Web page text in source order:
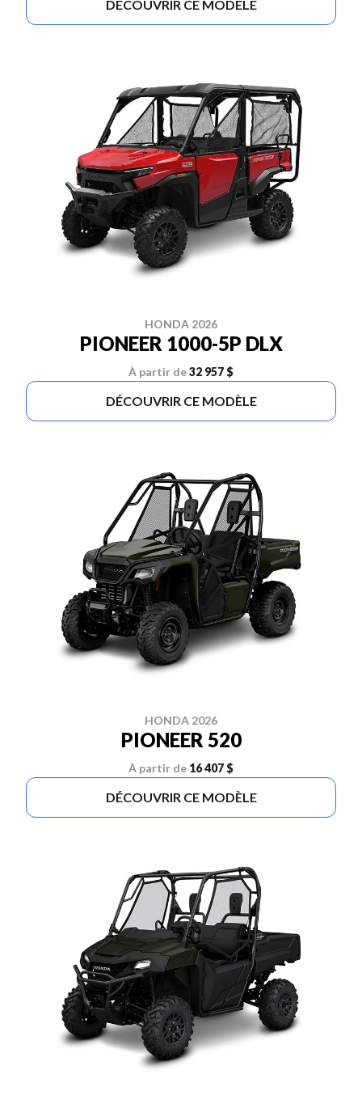
DÉCOUVRIR CE MODÈLE
HONDA 2026
PIONEER 1000-5P DLX
À partir de32 957 $
DÉCOUVRIR CE MODÈLE
HONDA 2026
PIONEER 520
À partir de 16 407 $
DÉCOUVRIR CE MODÈLE